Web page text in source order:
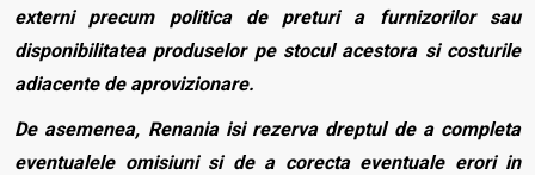
externi precum politica de preturi a furnizorilor sau
disponibilitatea produselor pe stocul acestora si costurile
adiacente de aprovizionare.
De asemenea, Renania isi rezerva dreptul de a completa
eventualele omisiuni si de a corecta eventuale erori in